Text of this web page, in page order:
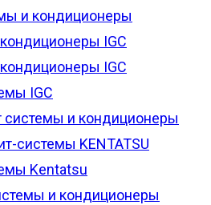
и кондиционеры
IGC
IGC
IGC
системы и кондиционеры
системы KENTATSU
Kentatsu
и кондиционеры